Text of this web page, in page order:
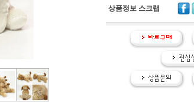
상품정보 스크랩